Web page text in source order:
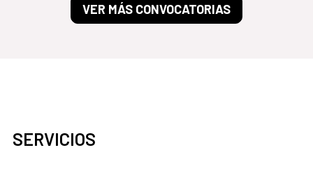
VER MÁS CONVOCATORIAS
SERVICIOS